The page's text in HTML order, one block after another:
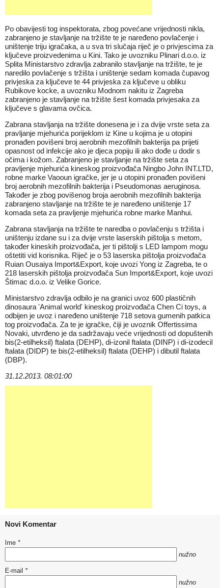
Po obavijesti tog inspektorata, zbog povećane vrijednosti nikla,
zabranjeno je stavljanje na tržište te je naređeno povlačenje i
uništenje triju igračaka, a u sva tri slučaja riječ je o privjescima za
ključeve proizvedenima u Kini. Tako je uvozniku Plinari d.o.o. iz
Splita Ministarstvo zdravlja zabranilo stavljanje na tržište, te je
naredilo povlačenje s tržišta i uništenje sedam komada čupavog
privjeska za ključeve te 44 privjeska za ključeve u obliku
Rubikove kocke, a uvozniku Modnom nakitu iz Zagreba
zabranjeno je stavljanje na tržište šest komada privjesaka za
ključeve s glavama ovčica.
Zabrana stavljanja na tržište donesena je i za dvije vrste seta za
pravljanje mjehurića porijeklom iz Kine u kojima je u otopini
pronađen povišeni broj aerobnih mezofilnih bakterija pa prijeti
opasnost od infekcije ako je djeca popiju ili ako dođe u dodir s
očima i kožom. Zabranjeno je stavljanje na tržište seta za
pravljenje mjehurića kineskog proizvođača Ningbo John INT.LTD,
robne marke Vaooun igračke, jer je u otopini pronađen povišeni
broj aerobnih mezofilnih bakterija i Pseudomonas aeruginosa.
Također je zbog povišenog broja aerobnih mezofilnih bakterija
zabranjeno stavljanje na tržište te je naređeno uništenje 17
komada seta za pravljenje mjehurića robne marke Manhui.
Zabrana stavljanja na tržište te naredba o povlačenju s tržišta i
uništenju izdane su i za dvije vrste laserskih pištolja s metom,
također kineskih proizvođača, jer ti pištolji s LED lampom mogu
oštetiti vid korisnika. Riječ je o 53 laserska pištolja proizvođača
Ruian Ousaiya Import&Export, koje uvozi Yong iz Zagreba, te o
218 laserskih pištolja proizvođača Sun Import&Export, koje uvozi
Štimac d.o.o. iz Velike Gorice.
Ministarstvo zdravlja odbilo je na granici uvoz 600 plastičnih
dinosaura 'Animal world' kineskog proizvođača Chen Ci toys, a
odbijen je uvoz i naređeno uništenje 718 setova gumenih patkica
tog proizvođača. Za te je igračke, čiji je uvoznik Offertissima
Novaki, utvrđeno je da sadržavaju veće vrijednosti od dopuštenih
bis(2-etilheksil) ftalata (DEHP), di-izonil ftalata (DINP) i di-izodecil
ftalata (DIDP) te bis(2-etilheksil) ftalata (DEHP) i dibutil ftalata
(DBP).
31.12.2013. 08:01:00
Novi Komentar
Ime *
nužno
E-mail *
nužno